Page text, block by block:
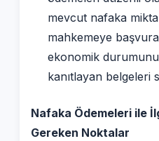
mevcut nafaka
mahkemeye
ekonomik
kanıtlayan belgeleri
Nafaka Ödemeleri ile
Gereken Noktalar